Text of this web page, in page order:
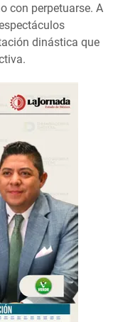
con perpetuarse. A
dinástica que